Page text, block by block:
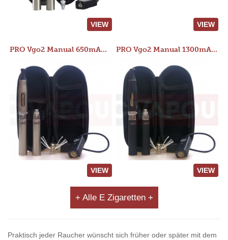
VIEW VIEW
PRO Vgo2 Manual 650mAh Kit
VIEW
PRO Vgo2 Manual 1300mAh Kit
VIEW
+ Alle E Zigaretten +
Praktisch jeder Raucher wünscht sich früher oder später mit dem